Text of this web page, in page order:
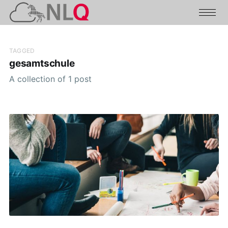
TAGGED
gesamtschule
A collection of 1 post